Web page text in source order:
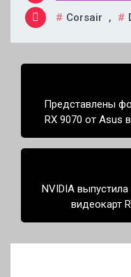
Corsair ,
Навигация
записямПредставлены
RX 9070 от Asus
NVIDIA
видеокарт